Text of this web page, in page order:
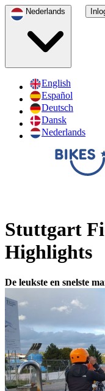
English
Español
Deutsch
Dansk
Nederlands
Stuttgart
Highlights
De leukste en snelste